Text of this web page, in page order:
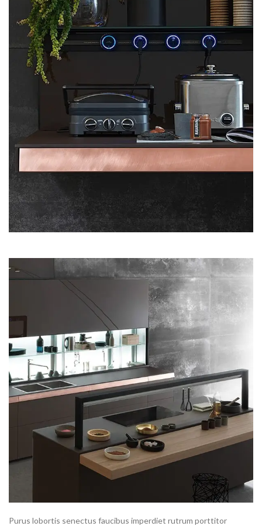
Purus lobortis senectus faucibus imperdiet rutrum porttitor